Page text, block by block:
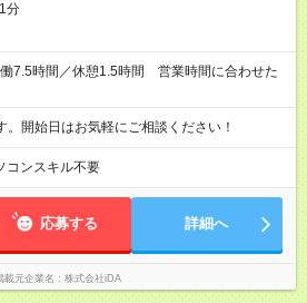
分
。開始日はお気軽にご相談ください！
コンスキル不要
応募する 詳細へ
載元企業名 株式会社iDA